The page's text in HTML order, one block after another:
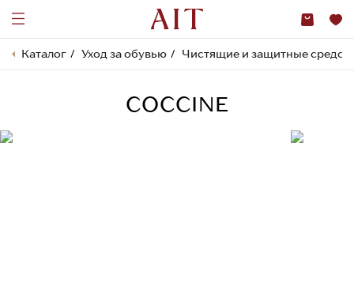
Каталог Уход за обувью Чистящие и защитные
COCCINE